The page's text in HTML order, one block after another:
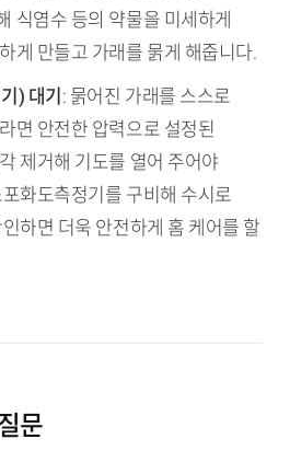
식염수 등의 약물을 미세하게
게 만들고 가래를 묽게 해줍니다.
) 대기 : 묽어진 가래를 스스로
면 안전한 압력으로 설정된
제거해 기도를 열어 주어야
화도측정기를 구비해 수시로
하면 더욱 안전하게 홈 케어를 할
문